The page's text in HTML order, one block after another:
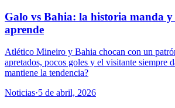
Galo vs Bahia: la historia manda y
aprende
Atlético Mineiro y Bahia chocan con un
apretados, pocos goles y el visitante siempre
mantiene la tendencia?
Noticias·5 de abril, 2026